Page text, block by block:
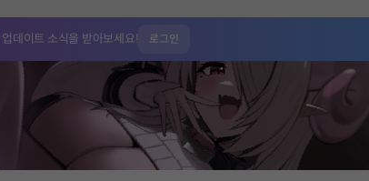
업데이트 소식을 받아보세요! 로그인